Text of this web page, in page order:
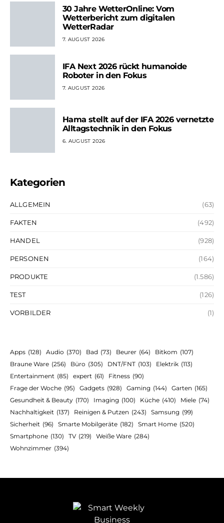
30 Jahre WetterOnline: Vom
Wetterbericht zum digitalen
WetterRadar
7. AUGUST 2026
IFA Next 2026 rückt humanoide
Roboter in den Fokus
7. AUGUST 2026
Hama stellt auf der IFA 2026 vernetzte
Alltagstechnik in den Fokus
6. AUGUST 2026
Kategorien
ALLGEMEIN (63)
FAKTEN (492)
HANDEL (928)
PERSONEN (164)
PRODUKTE (1.586)
TEST (126)
VORBILDER (1)
Apps (128) Audio (370) Bad (73) Beurer (64) Bitkom (107)
Braune Ware (256) Büro (305) DNT/FNT (103) Elektrik (113)
Entertainment (85) expert (61) Fitness (90)
Frage der Woche (95) Gadgets (928) Gaming (144) Garten (165)
Gesundheit & Beauty (170) Imaging (100) Küche (410) Miele (74)
Nachhaltigkeit (137) Reinigen & Putzen (243) Samsung (99)
Sicherheit (96) Smarte Mobilgeräte (182) Smart Home (520)
Smartphone (130) TV (219) Weiße Ware (284)
Wohnzimmer (394)